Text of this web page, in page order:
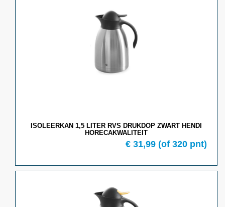
ISOLEERKAN 1,5 LITER RVS DRUKDOP ZWART HENDI
HORECAKWALITEIT
€ 31,99 (of 320 pnt)